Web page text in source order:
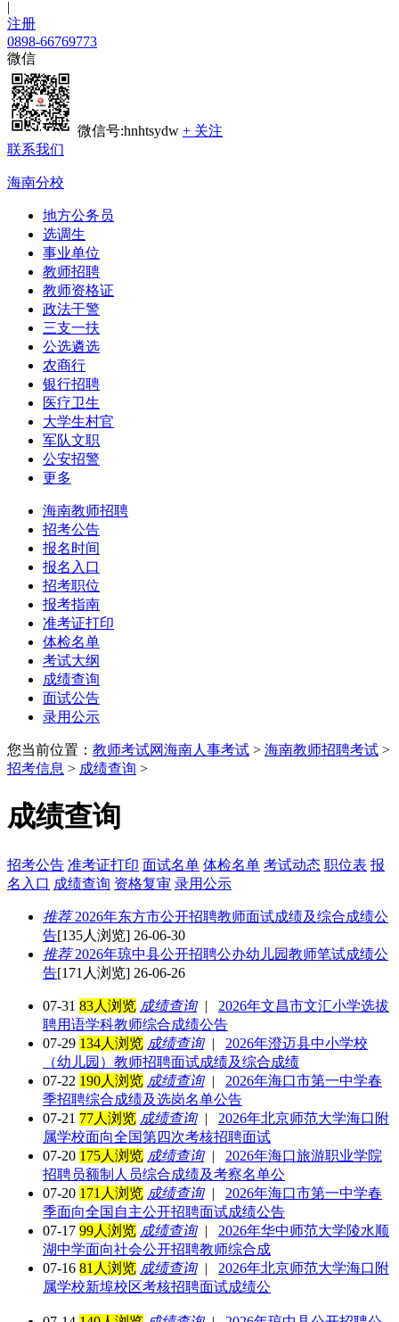
|
注册
0898-66769773
微信
微信号:hnhtsydw + 关注
联系我们
海南分校
地方公务员
选调生
事业单位
教师招聘
教师资格证
政法干警
三支一扶
公选遴选
农商行
银行招聘
医疗卫生
大学生村官
军队文职
公安招警
更多
海南教师招聘
招考公告
报名时间
报名入口
招考职位
报考指南
准考证打印
体检名单
考试大纲
成绩查询
面试公告
录用公示
您当前位置： 教师考试网海南人事考试 > 海南教师招聘考试 >
招考信息 > 成绩查询 >
成绩查询
招考公告 准考证打印 面试名单 体检名单 考试动态 职位表 报
名入口 成绩查询 资格复审 录用公示
推荐2026年东方市公开招聘教师面试成绩及综合成绩公
告[135人浏览] 26-06-30
推荐2026年琼中县公开招聘公办幼儿园教师笔试成绩公
告[171人浏览] 26-06-26
07-31 83人浏览 成绩查询|
2026年文昌市文汇小学选拔
聘用语学科教师综合成绩公告
07-29 134人浏览 成绩查询|
2026年澄迈县中小学校
（幼儿园）教师招聘面试成绩及综合成绩
07-22 190人浏览 成绩查询|
2026年海口市第一中学春
季招聘综合成绩及选岗名单公告
07-21 77人浏览 成绩查询|
2026年北京师范大学海口附
属学校面向全国第四次考核招聘面试
07-20 175人浏览 成绩查询|
2026年海口旅游职业学院
招聘员额制人员综合成绩及考察名单公
07-20 171人浏览 成绩查询|
2026年海口市第一中学春
季面向全国自主公开招聘面试成绩公告
07-17 99人浏览 成绩查询|
2026年华中师范大学陵水顺
湖中学面向社会公开招聘教师综合成
07-16 81人浏览 成绩查询|
2026年北京师范大学海口附
属学校新埠校区考核招聘面试成绩公